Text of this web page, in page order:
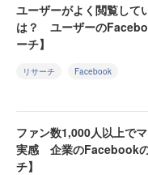
ユーザーがよく閲覧し
は？ ユーザーの
ーチ】
リサーチ Facebook
ファン数1,000人以上で
実感 企業のFacebook
チ】